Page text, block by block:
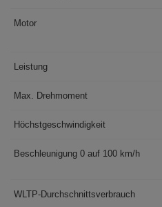
Motor
Leistung
Max. Drehmoment
Höchstgeschwindigkeit
Beschleunigung 0 auf 100 km/h
WLTP-Durchschnittsverbrauch